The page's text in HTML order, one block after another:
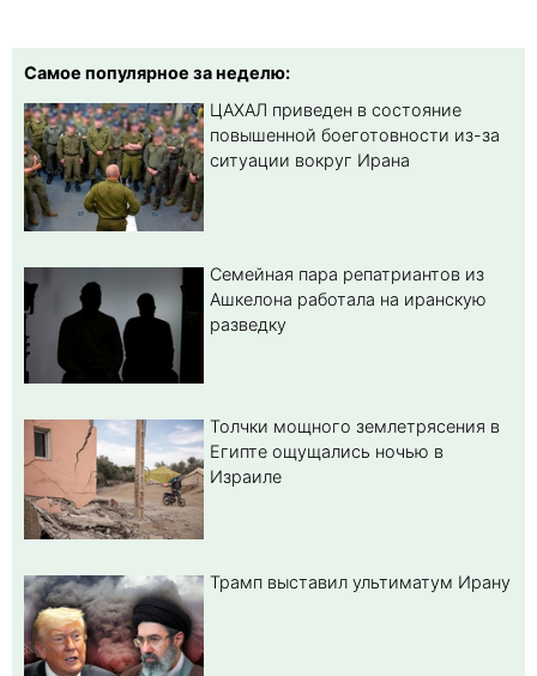
Самое популярное за неделю:
ЦАХАЛ приведен в состояние
повышенной боеготовности из-за
ситуации вокруг Ирана
Семейная пара репатриантов из
Ашкелона работала на иранскую
разведку
Толчки мощного землетрясения в
Египте ощущались ночью в
Израиле
Трамп выставил ультиматум Ирану